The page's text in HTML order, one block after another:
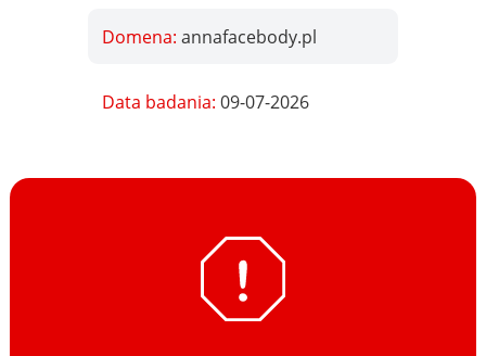
Domena:annafacebody.pl
Data badania:09-07-2026